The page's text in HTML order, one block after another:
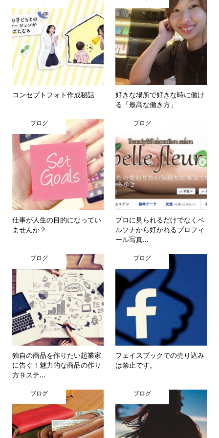
コンセプトフォト作成秘話
好きな場所で好きな時に働け
る「最高な働き方」
ブログ
仕事が人生の目的になってい
ませんか？
ブログ
プロに見られるだけでなくペ
ルソナから好かれるプロフィ
ール写真...
ブログ
独自の商品を作りたい起業家
に告ぐ！魅力的な商品の作り
方９ステ...
ブログ
フェイスブックでの売り込み
は禁止です。
ブログ ブログ